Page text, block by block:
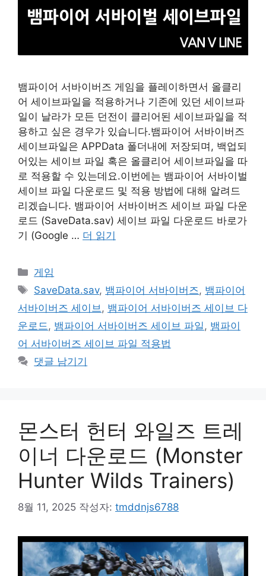
뱀파이어 서바이버즈 게임을 플레이하면서 올클리
어 세이브파일을 적용하거나 기존에 있던 세이브파
일이 날라가 모든 던전이 클리어된 세이브파일을 적
용하고 싶은 경우가 있습니다.뱀파이어 서바이버즈
세이브파일은 APPData 폴더내에 저장되며, 백업되
어있는 세이브 파일 혹은 올클리어 세이브파일을 따
로 적용할 수 있는데요.이번에는 뱀파이어 서바이벌
세이브 파일 다운로드 및 적용 방법에 대해 알려드
리겠습니다. 뱀파이어 서바이버즈 세이브 파일 다운
로드 (SaveData.sav) 세이브 파일 다운로드 바로가
기 (Google … 더 읽기
카
테
리
게임
태
그
SaveData.sav, 뱀파이어 서바이버즈, 뱀파이어
서바이버즈 세이브, 뱀파이어 서바이버즈 세이브 다
운로드, 뱀파이어 서바이버즈 세이브 파일, 뱀파이
어 서바이버즈 세이브 파일 적용법
댓글 남기기
몬스터 헌터 와일즈 트레
이너 다운로드 (Monster
Hunter Wilds Trainers)
8월 11, 2025 작성자: tmddnjs6788